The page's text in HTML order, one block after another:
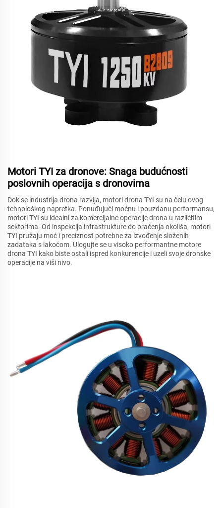
Motori TYI za dronove: Snaga budućnosti
poslovnih operacija s dronovima
Dok se industrija drona razvija, motori drona TYI su na čelu ovog
tehnološkog napretka. Ponuđujući moćnu i pouzdanu performansu,
motori TYI su idealni za komercijalne operacije drona u različitim
sektorima. Od inspekcija infrastrukture do praćenja okoliša, motori
TYI pružaju moć i preciznost potrebne za izvođenje složenih
zadataka s lakoćom. Ulogujte se u visoko performantne motore
drona TYI kako biste ostali ispred konkurencije i uzeli svoje dronske
operacije na viši nivo.